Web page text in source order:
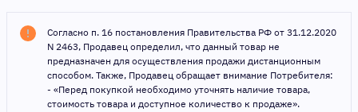
Согласно п. 16 постановления Правительства РФ от 31.12.2020
N 2463, Продавец определил, что данный товар не
предназначен для осуществления продажи дистанционным
способом. Также, Продавец обращает внимание Потребителя:
- «Перед покупкой необходимо уточнять наличие товара,
стоимость товара и доступное количество к продаже».